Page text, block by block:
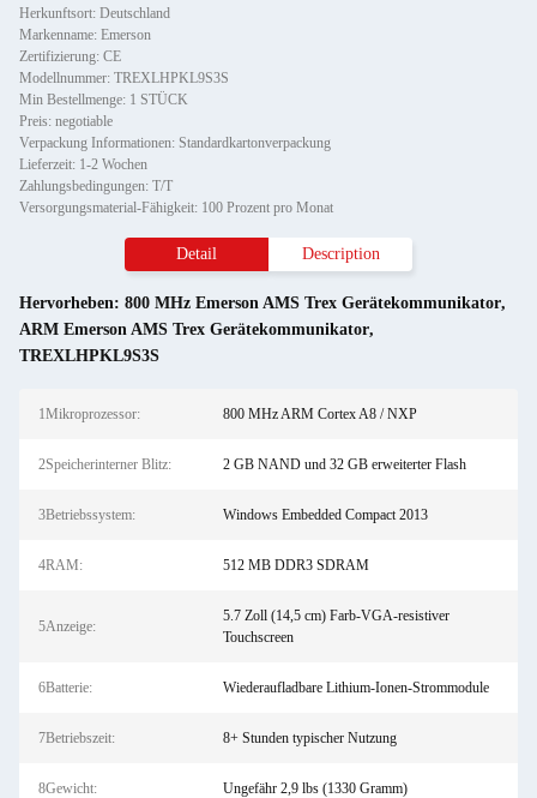
Herkunftsort: Deutschland
Markenname: Emerson
Zertifizierung: CE
Modellnummer: TREXLHPKL9S3S
Min Bestellmenge: 1 STÜCK
Preis: negotiable
Verpackung Informationen: Standardkartonverpackung
Lieferzeit: 1-2 Wochen
Zahlungsbedingungen: T/T
Versorgungsmaterial-Fähigkeit: 100 Prozent pro Monat
Detail Description
Hervorheben: 800 MHz Emerson AMS Trex Gerätekommunikator,
ARM Emerson AMS Trex Gerätekommunikator,
TREXLHPKL9S3S
1Mikroprozessor: 800 MHz ARM Cortex A8 / NXP
2Speicherinterner Blitz: 2 GB NAND und 32 GB erweiterter Flash
3Betriebssystem: Windows Embedded Compact 2013
4RAM: 512 MB DDR3 SDRAM
5Anzeige:
5.7 Zoll (14,5 cm) Farb-VGA-resistiver
Touchscreen
6Batterie: Wiederaufladbare Lithium-Ionen-Strommodule
7Betriebszeit: 8+ Stunden typischer Nutzung
8Gewicht: Ungefähr 2,9 lbs (1330 Gramm)